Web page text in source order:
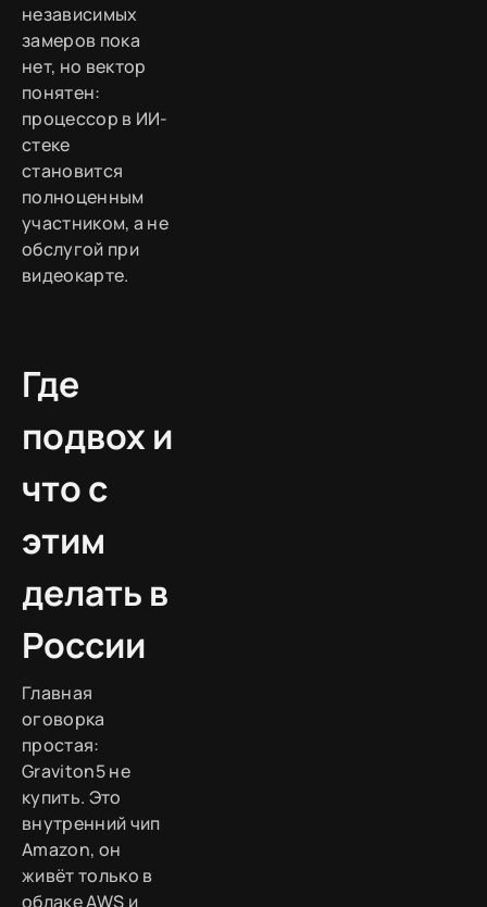
независимых
замеров пока
нет, но вектор
понятен:
процессор в ИИ-
стеке
становится
полноценным
участником, а не
обслугой при
видеокарте.
Где
подвох и
что с
этим
делать в
России
Главная
оговорка
простая:
Graviton5 не
купить. Это
внутренний чип
Amazon, он
живёт только в
облаке AWS и